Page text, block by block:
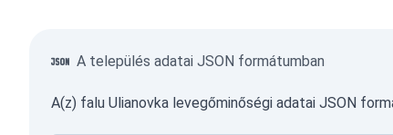
A település adatai JSON formátumban
A(z) falu Ulianovka levegőminőségi adatai JSON